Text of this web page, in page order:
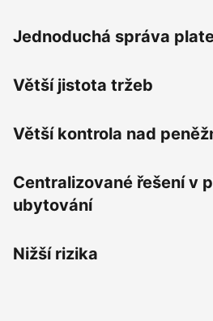
Jednoduchá správa
Větší jistota tržeb
Větší kontrola nad
Centralizované řešení v
ubytování
Nižší rizika